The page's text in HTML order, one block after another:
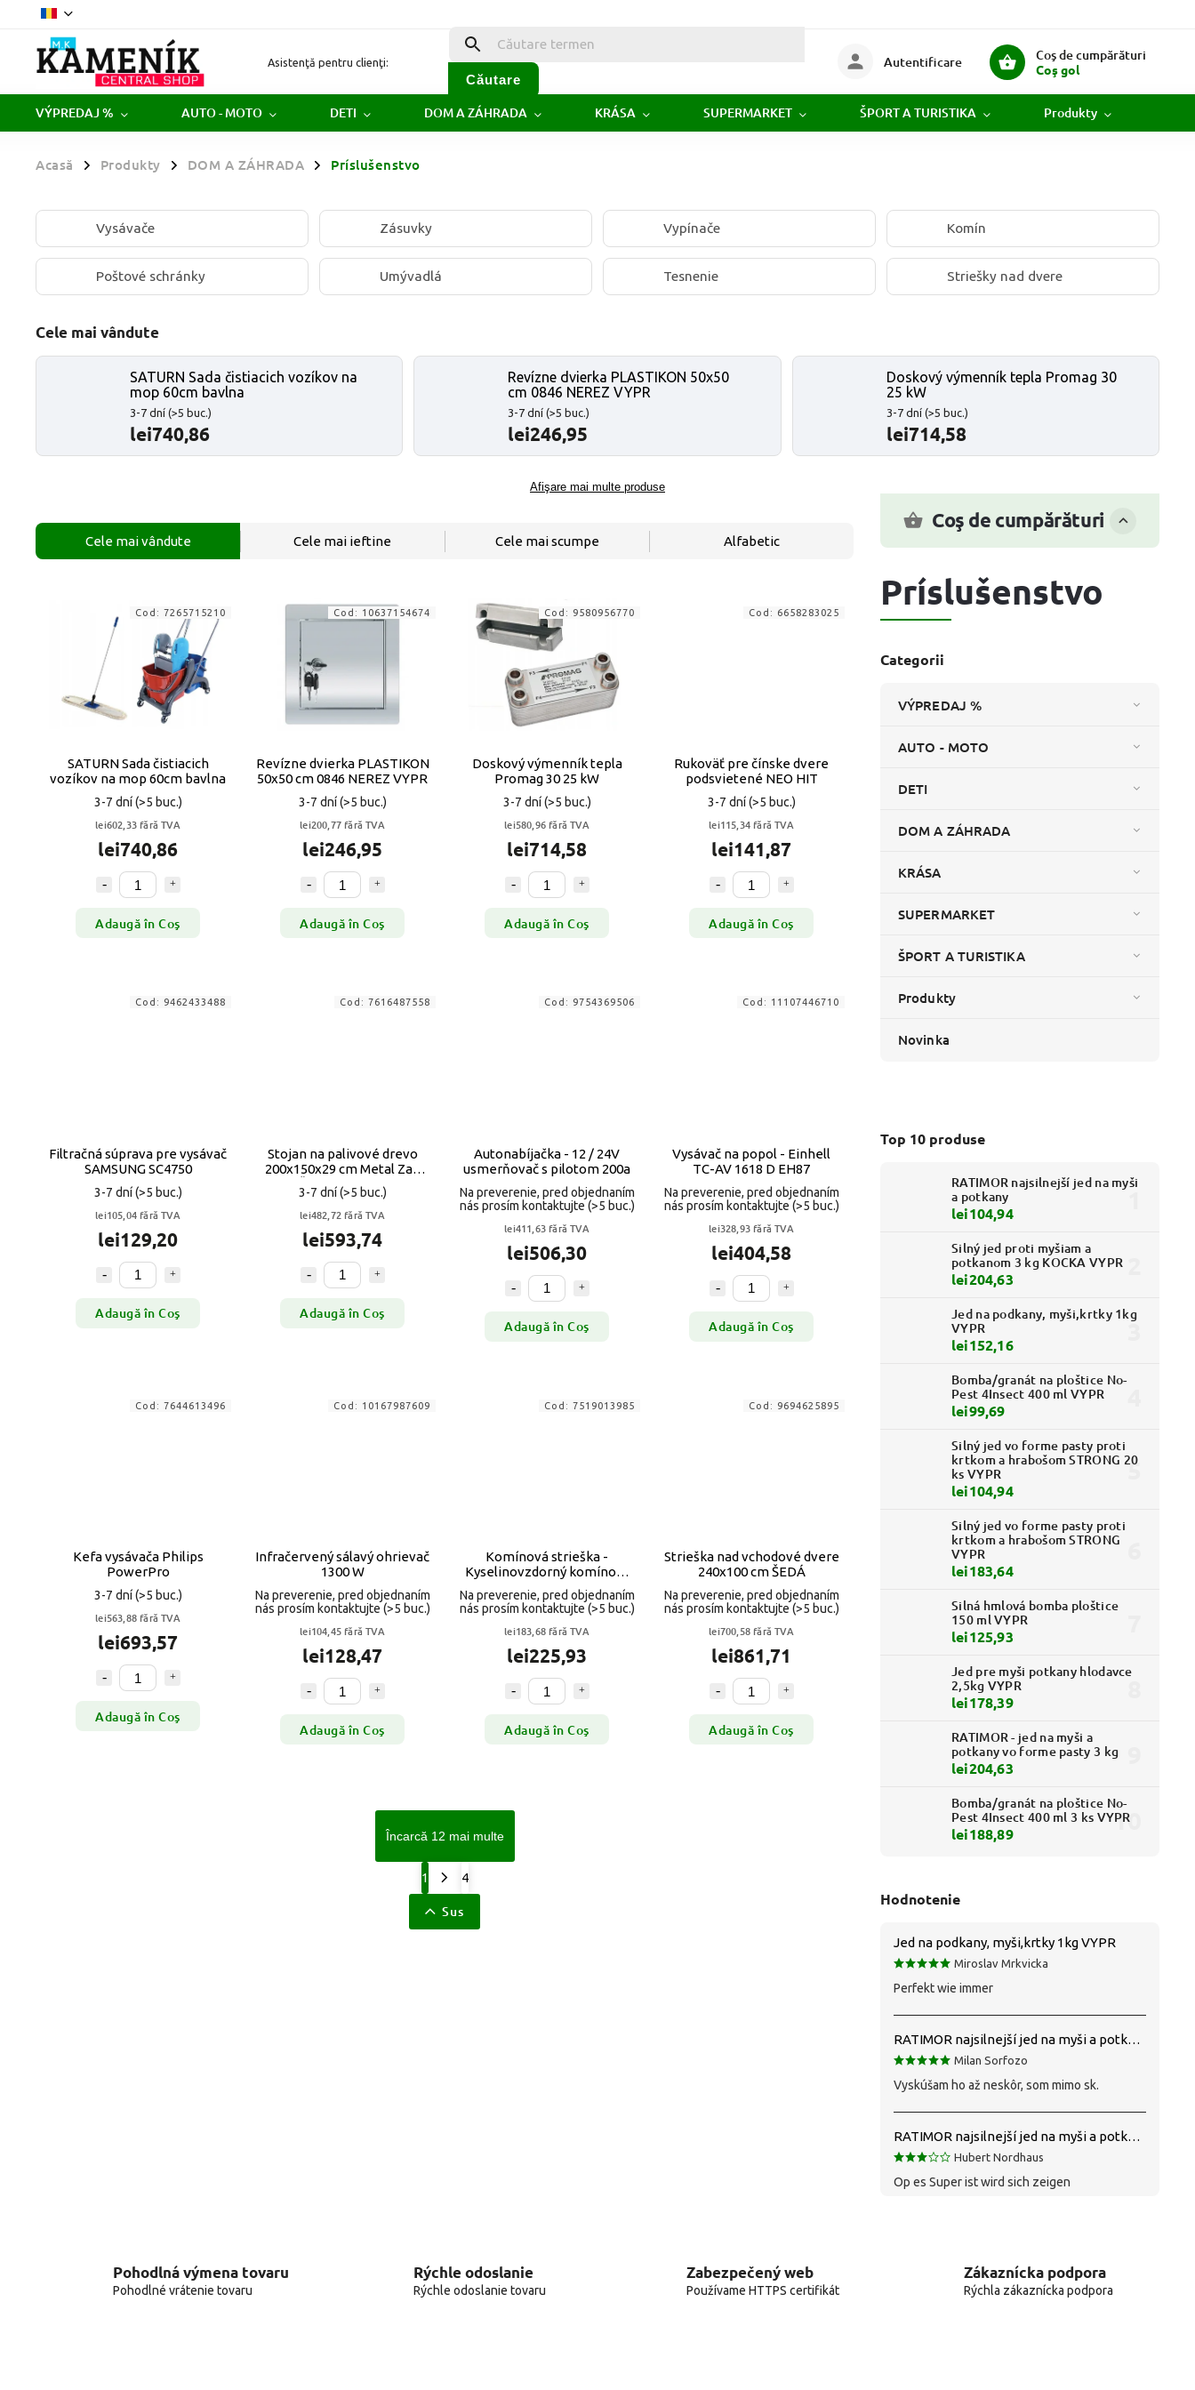
Asistenţă pentru clienţi:
Căutare
Coş de cumpărături
Coş gol
Autentificare
VÝPREDAJ % AUTO - MOTO DETI DOM A ZÁHRADA KRÁSA SUPERMARKET ŠPORT A TURISTIKA Produkty
Acasă / Produkty / DOM A ZÁHRADA / Príslušenstvo
Vysávače Zásuvky Vypínače Komín
Poštové schránky Umývadlá Tesnenie Striešky nad dvere
Cele mai vândute
SATURN Sada čistiacich vozíkov na
mop 60cm bavlna
3-7 dní (>5 buc.)
lei740,86
Revízne dvierka PLASTIKON 50x50
cm 0846 NEREZ VYPR
3-7 dní(>5 buc.)
lei246,95
Doskový výmenník tepla Promag 30
25 kW
3-7 dní (>5 buc.)
lei714,58
Afişare mai multe produse
Coş de cumpărături
Príslušenstvo
Categorii
VÝPREDAJ %
AUTO - MOTO
DETI
DOM A ZÁHRADA
KRÁSA
SUPERMARKET
ŠPORT A TURISTIKA
Produkty
Novinka
Top 10 produse
RATIMOR najsilnejší jed na myši
a potkany
lei104,94
Silný jed proti myšiam a
potkanom 3 kg KOCKA VYPR
lei204,63
Jed na podkany, myši,krtky 1kg
VYPR
lei152,16
Bomba/granát na ploštice No-
Pest 4Insect 400 ml VYPR
lei99,69
Silný jed vo forme pasty proti
krtkom a hrabošom STRONG 20
ks VYPR
lei104,94
Silný jed vo forme pasty proti
krtkom a hrabošom STRONG
VYPR
lei183,64
Silná hmlová bomba ploštice
150 ml VYPR
lei125,93
Jed pre myši potkany hlodavce
2,5kg VYPR
lei178,39
RATIMOR - jed na myši a
potkany vo forme pasty 3 kg
lei204,63
Bomba/granát na ploštice No-
Pest 4Insect 400 ml 3 ks VYPR
lei188,89
Hodnotenie
Jed na podkany, myši,krtky 1kg VYPR
Miroslav Mrkvicka
Perfekt wie immer
RATIMOR najsilnejší jed na myši a potkany
Milan Sorfozo
Vyskúšam ho až neskôr, som mimo sk.
RATIMOR najsilnejší jed na myši a potkany
Hubert Nordhaus
Op es Super ist wird sich zeigen
Cele mai vândute Cele mai ieftine Cele mai scumpe Alfabetic
SATURN Sada čistiacich
vozíkov na mop 60cm bavlna
3-7 dní(>5 buc.)
lei602,33 fără TVA
lei740,86
Adaugă în Coş
Cod: 7265715210
Revízne dvierka PLASTIKON
50x50 cm 0846 NEREZ VYPR
3-7 dní(>5 buc.)
lei200,77 fără TVA
lei246,95
Adaugă în Coş
Cod: 10637154674
Doskový výmenník tepla
Promag 30 25 kW
3-7 dní(>5 buc.)
lei580,96 fără TVA
lei714,58
Adaugă în Coş
Cod: 9580956770
Rukoväť pre čínske dvere
podsvietené NEO HIT
3-7 dní(>5 buc.)
lei115,34 fără TVA
lei141,87
Adaugă în Coş
Cod: 6658283025
Filtračná súprava pre vysávač
SAMSUNG SC4750
3-7 dní(>5 buc.)
lei105,04 fără TVA
lei129,20
Adaugă în Coş
Cod: 9462433488
Stojan na palivové drevo
200x150x29 cm Metal Zak
ČIERNA matná
3-7 dní(>5 buc.)
lei482,72 fără TVA
lei593,74
Adaugă în Coş
Cod: 7616487558
Autonabíjačka - 12 / 24V
usmerňovač s pilotom 200a
Na preverenie, pred objednaním
nás prosím kontaktujte (>5 buc.)
lei411,63 fără TVA
lei506,30
Adaugă în Coş
Cod: 9754369506
Vysávač na popol - Einhell
TC-AV 1618 D EH87
Na preverenie, pred objednaním
nás prosím kontaktujte (>5 buc.)
lei328,93 fără TVA
lei404,58
Adaugă în Coş
Cod: 11107446710
Kefa vysávača Philips
PowerPro
3-7 dní(>5 buc.)
lei563,88 fără TVA
lei693,57
Adaugă în Coş
Cod: 7644613496
Infračervený sálavý ohrievač
1300 W
Na preverenie, pred objednaním
nás prosím kontaktujte (>5 buc.)
lei104,45 fără TVA
lei128,47
Adaugă în Coş
Cod: 10167987609
Komínová strieška -
Kyselinovzdorný komínový
kryt s pätkou Ø 125
Na preverenie, pred objednaním
nás prosím kontaktujte (>5 buc.)
lei183,68 fără TVA
lei225,93
Adaugă în Coş
Cod: 7519013985
Strieška nad vchodové dvere
240x100 cm ŠEDÁ
Na preverenie, pred objednaním
nás prosím kontaktujte (>5 buc.)
lei700,58 fără TVA
lei861,71
Adaugă în Coş
Cod: 9694625895
Încarcă 12 mai multe
1 4
Sus
Pohodlná výmena tovaru
Pohodlné vrátenie tovaru
Rýchle odoslanie
Rýchle odoslanie tovaru
Zabezpečený web
Používame HTTPS certifikát
Zákaznícka podpora
Rýchla zákaznícka podpora